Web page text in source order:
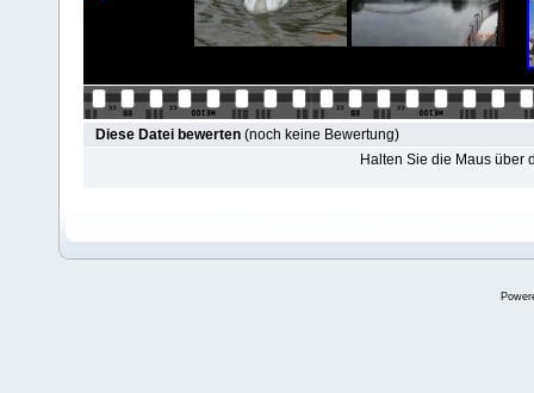
Diese Datei bewerten (noch keine Bewertung)
Halten Sie die Maus über